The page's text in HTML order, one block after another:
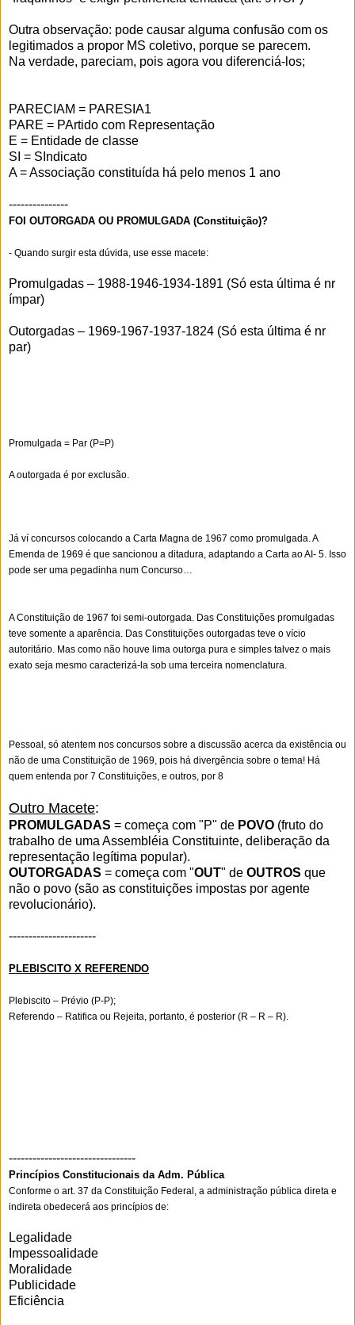
Outra observação: pode causar alguma confusão com os
legitimados a propor MS coletivo, porque se parecem.
Na verdade, pareciam, pois agora vou diferenciá-los;
PARECIAM = PARESIA1
PARE = PArtido com Representação
E = Entidade de classe
SI = SIndicato
A = Associação constituída há pelo menos 1 ano
---------------
FOI OUTORGADA OU PROMULGADA (Constituição)?
- Quando surgir esta dúvida, use esse macete:
Promulgadas – 1988-1946-1934-1891 (Só esta última é nr
ímpar)
Outorgadas – 1969-1967-1937-1824 (Só esta última é nr
par)
Promulgada = Par (P=P)
A outorgada é por exclusão.
Já ví concursos colocando a Carta Magna de 1967 como promulgada. A
Emenda de 1969 é que sancionou a ditadura, adaptando a Carta ao AI- 5. Isso
pode ser uma pegadinha num Concurso…
A Constituição de 1967 foi semi-outorgada. Das Constituições promulgadas
teve somente a aparência. Das Constituições outorgadas teve o vício
autoritário. Mas como não houve lima outorga pura e simples talvez o mais
exato seja mesmo caracterizá-la sob uma terceira nomenclatura.
Pessoal, só atentem nos concursos sobre a discussão acerca da existência ou
não de uma Constituição de 1969, pois há divergência sobre o tema! Há
quem entenda por 7 Constituições, e outros, por 8
Outro Macete:
PROMULGADAS = começa com "P" de POVO (fruto do
trabalho de uma Assembléia Constituinte, deliberação da
representação legítima popular).
OUTORGADAS = começa com "OUT" de OUTROS que
não o povo (são as constituições impostas por agente
revolucionário).
----------------------
PLEBISCITO X REFERENDO
Plebiscito – Prévio (P-P);
Referendo – Ratifica ou Rejeita, portanto, é posterior (R – R – R).
--------------------------------
Princípios Constitucionais da Adm. Pública
Conforme o art. 37 da Constituição Federal, a administração pública direta e
indireta obedecerá aos princípios de:
Legalidade
Impessoalidade
Moralidade
Publicidade
Eficiência